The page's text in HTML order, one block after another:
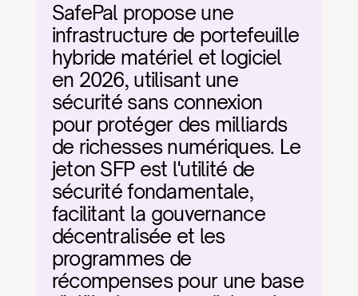
SafePal propose une
infrastructure de portefeuille
hybride matériel et logiciel
en 2026, utilisant une
sécurité sans connexion
pour protéger des milliards
de richesses numériques. Le
jeton SFP est l'utilité de
sécurité fondamentale,
facilitant la gouvernance
décentralisée et les
programmes de
récompenses pour une base